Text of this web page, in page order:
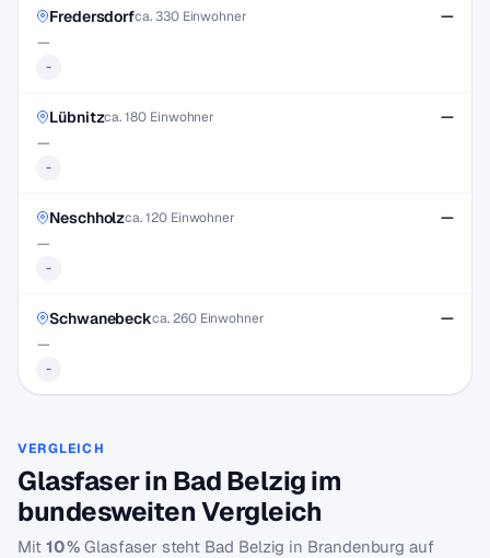
Fredersdorfca. 330 Einwohner
-
—
—
Lübnitzca. 180 Einwohner
-
—
—
Neschholzca. 120 Einwohner
-
—
—
Schwanebeckca. 260 Einwohner
-
—
—
VERGLEICH
Glasfaser in Bad Belzig im
bundesweiten Vergleich
Mit 10 % Glasfaser steht Bad Belzig in Brandenburg auf